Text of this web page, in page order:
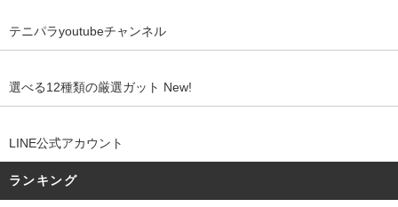
テニパラyoutubeチャンネル
選べる12種類の厳選ガット New!
LINE公式アカウント
ランキング